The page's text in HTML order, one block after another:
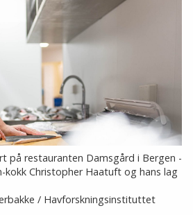
på restauranten Damsgård i Bergen -
kokk Christopher Haatuft og hans lag
/ Havforskningsinstituttet